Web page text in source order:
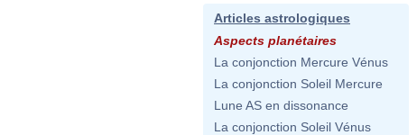
Articles astrologiques
Aspects planétaires
La conjonction Mercure Vénus
La conjonction Soleil Mercure
Lune AS en dissonance
La conjonction Soleil Vénus